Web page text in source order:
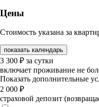
Цены
Стоимость указана за
показать календарь
3 300 ₽ за сутки
включает проживание не
Показать дополнительные
2 000 ₽
страховой депозит